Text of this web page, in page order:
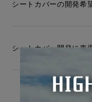
シートカバーの開発希
シートカバー開発に車